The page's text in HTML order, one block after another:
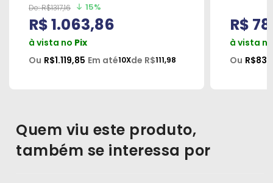
De:R$1317,16 15%
R$ 1.063,86
à vista no Pix
Ou R$1.119,85 Em até10Xde R$111,98
R$
à vista
Ou
Quem viu este produto,
também se interessa por